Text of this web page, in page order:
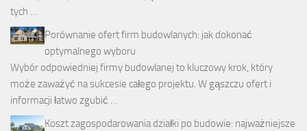
tych …
Porównanie ofert firm budowlanych: jak dokonać
optymalnego wyboru
Wybór odpowiedniej firmy budowlanej to kluczowy krok, który
może zaważyć na sukcesie całego projektu. W gąszczu ofert i
informacji łatwo zgubić …
Koszt zagospodarowania działki po budowie: najważniejsze